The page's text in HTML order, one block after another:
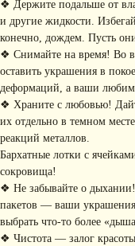
❖ Держите подальше от
и другие жидкости.
конечно, дождем. Пусть
❖ Снимайте на время! Во
оставить украшения в
деформаций, а ваши
❖ Храните с любовью!
их отдельно в темном
реакций металлов.
Бархатные лотки с
сокровища!
❖ Не забывайте о
пакетов — ваши
выбрать что-то более
❖ Чистота — залог
ПОДПИШИТЕСЬ
РАССЫЛКУ
• Рекомендации
• Новости
• Упаковка
• Об IDARI
• Главная
• Каталог
+ 7 (916) 958-00-78
КОНТАКТЫ
Рассказываем о новых
коллекциях, акциях и
РАЗДЕЛЫ
МАГАЗИНА